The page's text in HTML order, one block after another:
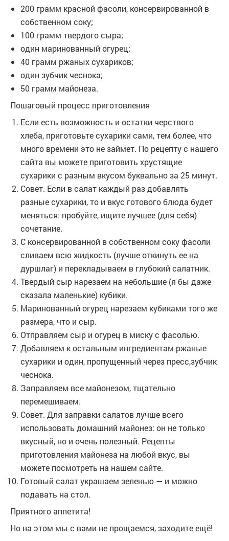
200 грамм красной фасоли, консервированной в
собственном соку;
100 грамм твердого сыра;
один маринованный огурец;
40 грамм ржаных сухариков;
один зубчик чеснока;
50 грамм майонеза.
Пошаговый процесс приготовления
Если есть возможность и остатки черствого
хлеба, приготовьте сухарики сами, тем более, что
много времени это не займет. По рецепту с нашего
сайта вы можете приготовить хрустящие
сухарики с разным вкусом буквально за 25 минут.
Совет. Если в салат каждый раз добавлять
разные сухарики, то и вкус готового блюда будет
меняться: пробуйте, ищите лучшее (для себя)
сочетание.
С консервированной в собственном соку фасоли
сливаем всю жидкость (лучше откинуть ее на
дуршлаг) и перекладываем в глубокий салатник.
Твердый сыр нарезаем на небольшие (я бы даже
сказала маленькие) кубики.
Маринованный огурец нарезаем кубиками того же
размера, что и сыр.
Отправляем сыр и огурец в миску с фасолью.
Добавляем к остальным ингредиентам ржаные
сухарики и один, пропущенный через пресс,зубчик
чеснока.
Заправляем все майонезом, тщательно
перемешиваем.
Совет. Для заправки салатов лучше всего
использовать домашний майонез: он не только
вкусный, но и очень полезный. Рецепты
приготовления майонеза на любой вкус, вы
можете посмотреть на нашем сайте.
Готовый салат украшаем зеленью — и можно
подавать на стол.
Приятного аппетита!
Но на этом мы с вами не прощаемся, заходите ещё!